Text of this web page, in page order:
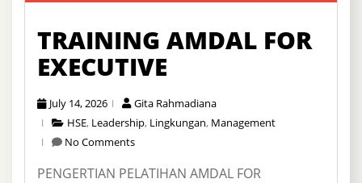
TRAINING AMDAL FOR
EXECUTIVE
July 14, 2026
Gita Rahmadiana
HSE, Leadership, Lingkungan, Management
No Comments
PENGERTIAN PELATIHAN AMDAL FOR